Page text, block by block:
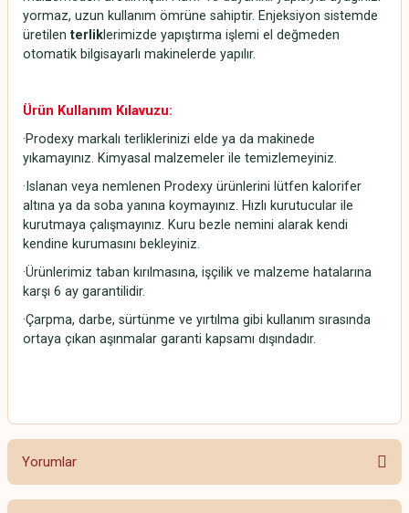
yormaz, uzun kullanım ömrüne sahiptir. Enjeksiyon sistemde
üretilenterliklerimizde yapıştırma işlemi el değmeden
otomatik bilgisayarlı makinelerde yapılır.
Ürün Kullanım Kılavuzu:
·Prodexy markalı terliklerinizi elde ya da makinede
yıkamayınız. Kimyasal malzemeler ile temizlemeyiniz.
·Islanan veya nemlenen Prodexy ürünlerini lütfen kalorifer
altına ya da soba yanına koymayınız. Hızlı kurutucular ile
kurutmaya çalışmayınız. Kuru bezle nemini alarak kendi
kendine kurumasını bekleyiniz.
·Ürünlerimiz taban kırılmasına, işçilik ve malzeme hatalarına
karşı 6 ay garantilidir.
·Çarpma, darbe, sürtünme ve yırtılma gibi kullanım sırasında
ortaya çıkan aşınmalar garanti kapsamı dışındadır.
Yorumlar